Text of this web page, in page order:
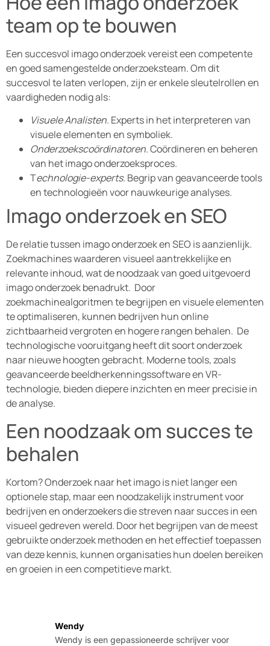
team op te bouwen
Een succesvol imago onderzoek vereist een competente
en goed samengestelde onderzoeksteam. Om dit
succesvol te laten verlopen, zijn er enkele sleutelrollen en
vaardigheden nodig als:
Visuele Analisten. Experts in het interpreteren van
visuele elementen en symboliek.
Onderzoekscoördinatoren. Coördineren en beheren
van het imago onderzoeksproces.
Technologie-experts. Begrip van geavanceerde tools
en technologieën voor nauwkeurige analyses.
Imago onderzoek en SEO
De relatie tussen imago onderzoek en SEO is aanzienlijk.
Zoekmachines waarderen visueel aantrekkelijke en
relevante inhoud, wat de noodzaak van goed uitgevoerd
imago onderzoek benadrukt. Door
zoekmachinealgoritmen te begrijpen en visuele elementen
te optimaliseren, kunnen bedrijven hun online
zichtbaarheid vergroten en hogere rangen behalen. De
technologische vooruitgang heeft dit soort onderzoek
naar nieuwe hoogten gebracht. Moderne tools, zoals
geavanceerde beeldherkenningssoftware en VR-
technologie, bieden diepere inzichten en meer precisie in
de analyse.
Een noodzaak om succes te
behalen
Kortom? Onderzoek naar het imago is niet langer een
optionele stap, maar een noodzakelijk instrument voor
bedrijven en onderzoekers die streven naar succes in een
visueel gedreven wereld. Door het begrijpen van de meest
gebruikte onderzoek methoden en het effectief toepassen
van deze kennis, kunnen organisaties hun doelen bereiken
en groeien in een competitieve markt.
Wendy
Wendy is een gepassioneerde schrijver voor